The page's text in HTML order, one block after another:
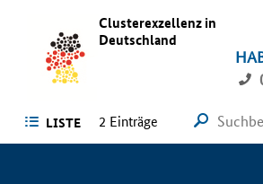
Clusterexzellenz in
Deutschland
LISTE 2 Einträge